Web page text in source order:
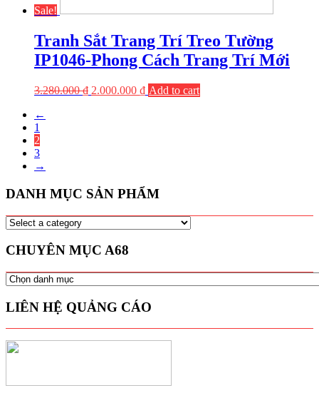
Sale!
Tranh Sắt Trang Trí Treo Tường
IP1046-Phong Cách Trang Trí Mới
3.280.000₫ 2.000.000 ₫ Add to cart
←
1
2
3
→
DANH MỤC SẢN PHẨM
CHUYÊN MỤC A68
CHUYÊN
A68
LIÊN HỆ QUẢNG CÁO